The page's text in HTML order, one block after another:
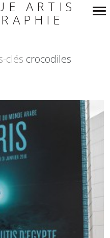
ARTIS
clés crocodiles